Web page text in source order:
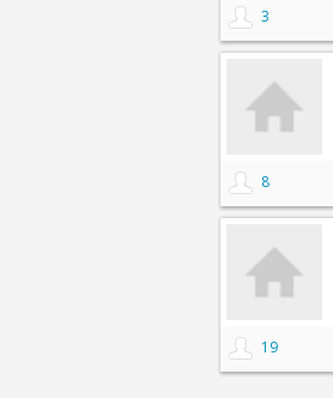
3
8
19